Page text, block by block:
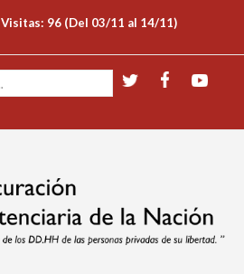
Visitas: 96 (Del 03/11 al 14/11)